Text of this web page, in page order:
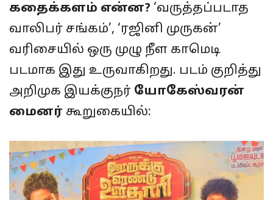
கதைக்களம் என்ன? ‘வருத்தப்படாத
வாலிபர் சங்கம்’, ‘ரஜினி முருகன்’
வரிசையில் ஒரு முழு நீள காமெடி
படமாக இது உருவாகிறது. படம் குறித்து
அறிமுக இயக்குநர் யோகேஸ்வரன்
மைனர் கூறுகையில்: